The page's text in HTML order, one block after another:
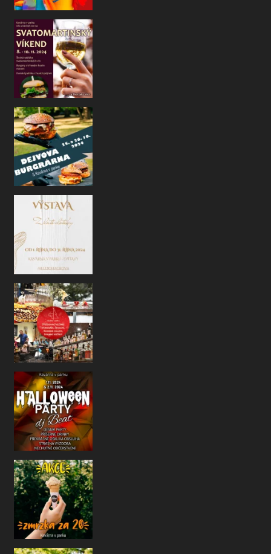
I letos jsme si pro V
Na co se můžete na konci října opět těš
Ahoj naši kavárenští přátelé!
Už se to zase nezadržitelně blíží
Ha
Jelikož je už říjen a počasí nám taky m